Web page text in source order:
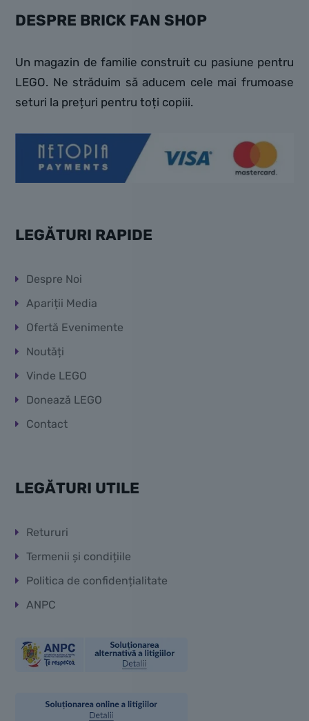
DESPRE BRICK FAN SHOP
Un magazin de familie construit cu pasiune pentru
LEGO. Ne străduim să aducem cele mai frumoase
seturi la prețuri pentru toți copiii.
LEGĂTURI RAPIDE
Despre Noi
Apariții Media
Ofertă Evenimente
Noutăți
Vinde LEGO
Donează LEGO
Contact
LEGĂTURI UTILE
Retururi
Termenii și condițiile
Politica de confidențialitate
ANPC